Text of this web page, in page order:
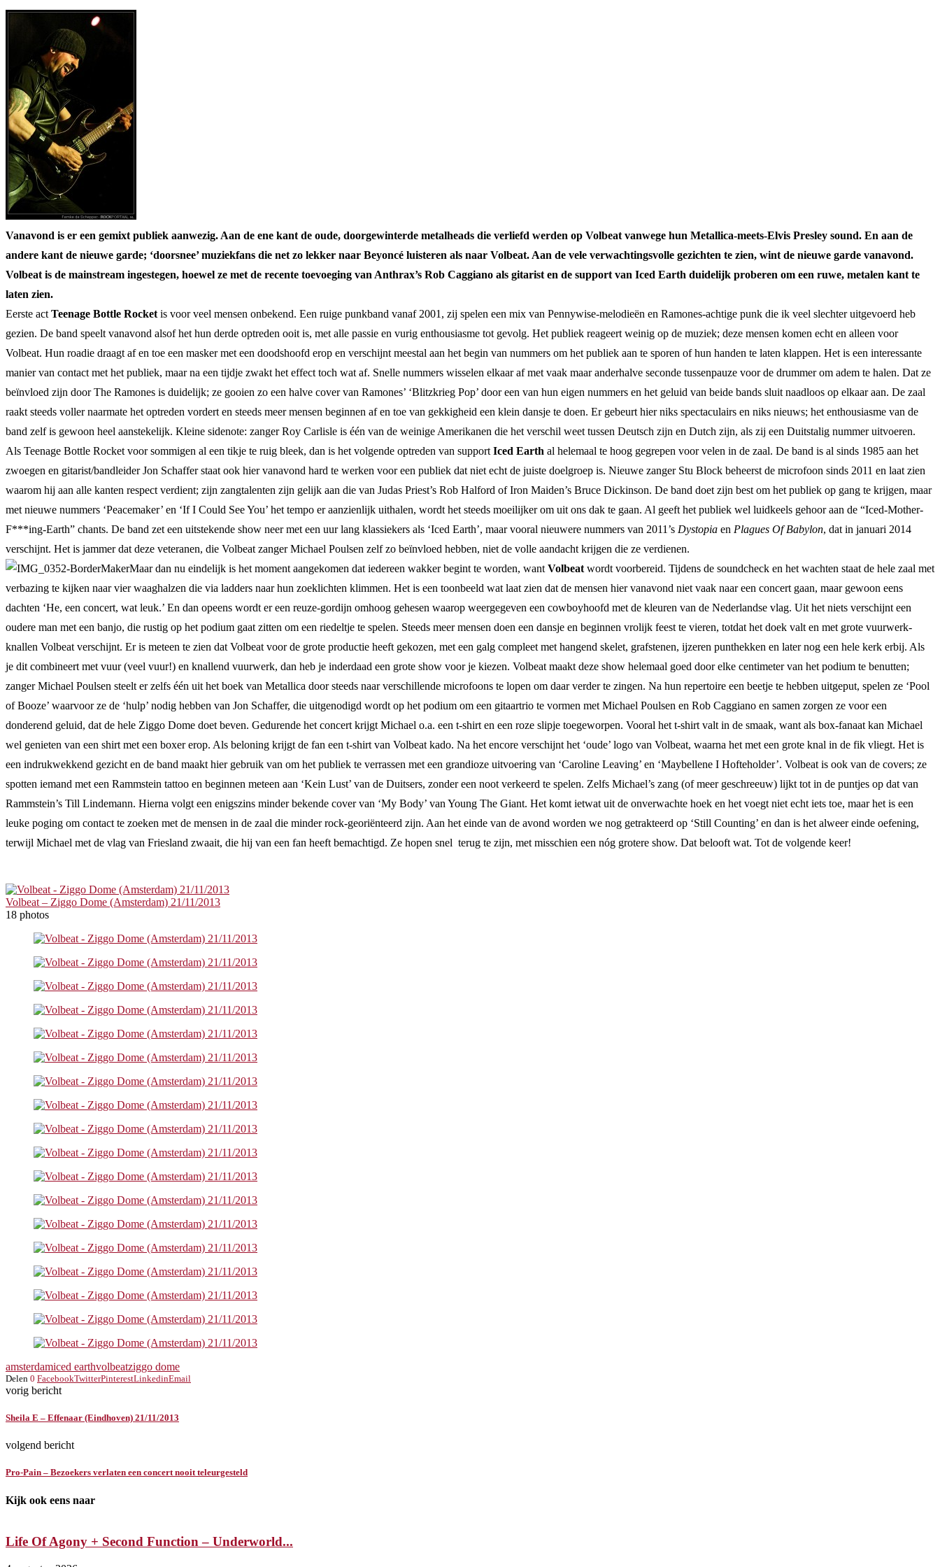
Vanavond is er een gemixt publiek aanwezig. Aan de ene kant de oude, doorgewinterde metalheads die verliefd werden op Volbeat vanwege hun Metallica-meets-Elvis Presley sound. En aan de
andere kant de nieuwe garde; ‘doorsnee’ muziekfans die net zo lekker naar Beyoncé luisteren als naar Volbeat. Aan de vele verwachtingsvolle gezichten te zien, wint de nieuwe garde vanavond.
Volbeat is de mainstream ingestegen, hoewel ze met de recente toevoeging van Anthrax’s Rob Caggiano als gitarist en de support van Iced Earth duidelijk proberen om een ruwe, metalen kant te
laten zien.
Eerste act Teenage Bottle Rocket is voor veel mensen onbekend. Een ruige punkband vanaf 2001, zij spelen een mix van Pennywise-melodieën en Ramones-achtige punk die ik veel slechter uitgevoerd heb
gezien. De band speelt vanavond alsof het hun derde optreden ooit is, met alle passie en vurig enthousiasme tot gevolg. Het publiek reageert weinig op de muziek; deze mensen komen echt en alleen voor
Volbeat. Hun roadie draagt af en toe een masker met een doodshoofd erop en verschijnt meestal aan het begin van nummers om het publiek aan te sporen of hun handen te laten klappen. Het is een interessante
manier van contact met het publiek, maar na een tijdje zwakt het effect toch wat af. Snelle nummers wisselen elkaar af met vaak maar anderhalve seconde tussenpauze voor de drummer om adem te halen. Dat ze
beïnvloed zijn door The Ramones is duidelijk; ze gooien zo een halve cover van Ramones’ ‘Blitzkrieg Pop’ door een van hun eigen nummers en het geluid van beide bands sluit naadloos op elkaar aan. De zaal
raakt steeds voller naarmate het optreden vordert en steeds meer mensen beginnen af en toe van gekkigheid een klein dansje te doen. Er gebeurt hier niks spectaculairs en niks nieuws; het enthousiasme van de
band zelf is gewoon heel aanstekelijk. Kleine sidenote: zanger Roy Carlisle is één van de weinige Amerikanen die het verschil weet tussen Deutsch zijn en Dutch zijn, als zij een Duitstalig nummer uitvoeren.
Als Teenage Bottle Rocket voor sommigen al een tikje te ruig bleek, dan is het volgende optreden van support Iced Earth al helemaal te hoog gegrepen voor velen in de zaal. De band is al sinds 1985 aan het
zwoegen en gitarist/bandleider Jon Schaffer staat ook hier vanavond hard te werken voor een publiek dat niet echt de juiste doelgroep is. Nieuwe zanger Stu Block beheerst de microfoon sinds 2011 en laat zien
waarom hij aan alle kanten respect verdient; zijn zangtalenten zijn gelijk aan die van Judas Priest’s Rob Halford of Iron Maiden’s Bruce Dickinson. De band doet zijn best om het publiek op gang te krijgen, maar
met nieuwe nummers ‘Peacemaker’ en ‘If I Could See You’ het tempo er aanzienlijk uithalen, wordt het steeds moeilijker om uit ons dak te gaan. Al geeft het publiek wel luidkeels gehoor aan de “Iced-Mother-
F***ing-Earth” chants. De band zet een uitstekende show neer met een uur lang klassiekers als ‘Iced Earth’, maar vooral nieuwere nummers van 2011’s Dystopia en Plagues Of Babylon, dat in januari 2014
verschijnt. Het is jammer dat deze veteranen, die Volbeat zanger Michael Poulsen zelf zo beïnvloed hebben, niet de volle aandacht krijgen die ze verdienen.
Maar dan nu eindelijk is het moment aangekomen dat iedereen wakker begint te worden, want Volbeat wordt voorbereid. Tijdens de soundcheck en het wachten staat de hele zaal met
verbazing te kijken naar vier waaghalzen die via ladders naar hun zoeklichten klimmen. Het is een toonbeeld wat laat zien dat de mensen hier vanavond niet vaak naar een concert gaan, maar gewoon eens
dachten ‘He, een concert, wat leuk.’ En dan opeens wordt er een reuze-gordijn omhoog gehesen waarop weergegeven een cowboyhoofd met de kleuren van de Nederlandse vlag. Uit het niets verschijnt een
oudere man met een banjo, die rustig op het podium gaat zitten om een riedeltje te spelen. Steeds meer mensen doen een dansje en beginnen vrolijk feest te vieren, totdat het doek valt en met grote vuurwerk-
knallen Volbeat verschijnt. Er is meteen te zien dat Volbeat voor de grote productie heeft gekozen, met een galg compleet met hangend skelet, grafstenen, ijzeren punthekken en later nog een hele kerk erbij. Als
je dit combineert met vuur (veel vuur!) en knallend vuurwerk, dan heb je inderdaad een grote show voor je kiezen. Volbeat maakt deze show helemaal goed door elke centimeter van het podium te benutten;
zanger Michael Poulsen steelt er zelfs één uit het boek van Metallica door steeds naar verschillende microfoons te lopen om daar verder te zingen. Na hun repertoire een beetje te hebben uitgeput, spelen ze ‘Pool
of Booze’ waarvoor ze de ‘hulp’ nodig hebben van Jon Schaffer, die uitgenodigd wordt op het podium om een gitaartrio te vormen met Michael Poulsen en Rob Caggiano en samen zorgen ze voor een
donderend geluid, dat de hele Ziggo Dome doet beven. Gedurende het concert krijgt Michael o.a. een t-shirt en een roze slipje toegeworpen. Vooral het t-shirt valt in de smaak, want als box-fanaat kan Michael
wel genieten van een shirt met een boxer erop. Als beloning krijgt de fan een t-shirt van Volbeat kado. Na het encore verschijnt het ‘oude’ logo van Volbeat, waarna het met een grote knal in de fik vliegt. Het is
een indrukwekkend gezicht en de band maakt hier gebruik van om het publiek te verrassen met een grandioze uitvoering van ‘Caroline Leaving’ en ‘Maybellene I Hofteholder’. Volbeat is ook van de covers; ze
spotten iemand met een Rammstein tattoo en beginnen meteen aan ‘Kein Lust’ van de Duitsers, zonder een noot verkeerd te spelen. Zelfs Michael’s zang (of meer geschreeuw) lijkt tot in de puntjes op dat van
Rammstein’s Till Lindemann. Hierna volgt een enigszins minder bekende cover van ‘My Body’ van Young The Giant. Het komt ietwat uit de onverwachte hoek en het voegt niet echt iets toe, maar het is een
leuke poging om contact te zoeken met de mensen in de zaal die minder rock-georiënteerd zijn. Aan het einde van de avond worden we nog getrakteerd op ‘Still Counting’ en dan is het alweer einde oefening,
terwijl Michael met de vlag van Friesland zwaait, die hij van een fan heeft bemachtigd. Ze hopen snel terug te zijn, met misschien een nóg grotere show. Dat belooft wat. Tot de volgende keer!
Volbeat – Ziggo Dome (Amsterdam) 21/11/2013
18 photos
amsterdamiced earthvolbeatziggo dome
Delen 0 FacebookTwitterPinterestLinkedinEmail
vorig bericht
Sheila E – Effenaar (Eindhoven) 21/11/2013
volgend bericht
Pro-Pain – Bezoekers verlaten een concert nooit teleurgesteld
Kijk ook eens naar
Life Of Agony + Second Function – Underworld...